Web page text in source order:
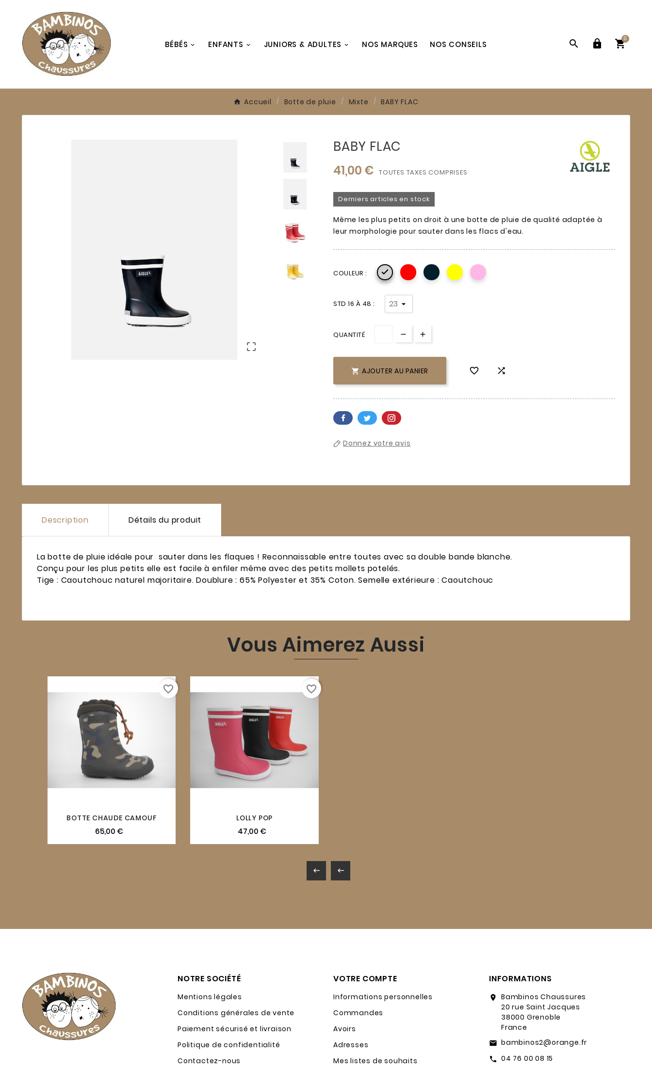
BÉBÉS ENFANTS JUNIORS & ADULTES NOS MARQUES NOS CONSEILS   
0
Accueil Botte de pluie Mixte BABY FLAC

BABY FLAC
41,00 € TOUTES TAXES COMPRISES
Derniers articles en stock
Même les plus petits on droit à une botte de pluie de qualité adaptée à
leur morphologie pour sauter dans les flacs d'eau.
COULEUR : 
STD 16 À 48 :
QUANTITÉ
 AJOUTER AU PANIER  
Donnez votre avis
Description Détails du produit
La botte de pluie idéale pour sauter dans les flaques ! Reconnaissable entre toutes avec sa double bande blanche.
Conçu pour les plus petits elle est facile à enfiler même avec des petits mollets potelés.
Tige : Caoutchouc naturel majoritaire. Doublure : 65% Polyester et 35% Coton. Semelle extérieure : Caoutchouc
Vous Aimerez Aussi
BOTTE CHAUDE CAMOUF
65,00 €
favorite_border
LOLLY POP
47,00 €
favorite_border
 
NOTRE SOCIÉTÉ
Mentions légales
Conditions générales de vente
Paiement sécurisé et livraison
Politique de confidentialité
Contactez-nous
VOTRE COMPTE
Informations personnelles
Commandes
Avoirs
Adresses
Mes listes de souhaits
INFORMATIONS
location_on
Bambinos Chaussures
20 rue Saint Jacques
38000 Grenoble
France
email bambinos2@orange.fr
call 04 76 00 08 15